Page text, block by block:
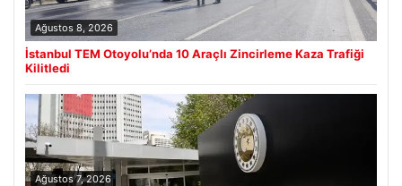
Ağustos 8, 2026
İstanbul TEM Otoyolu’nda 10 Araçlı Zincirleme Kaza Trafiği
Kilitledi
Ağustos 7, 2026